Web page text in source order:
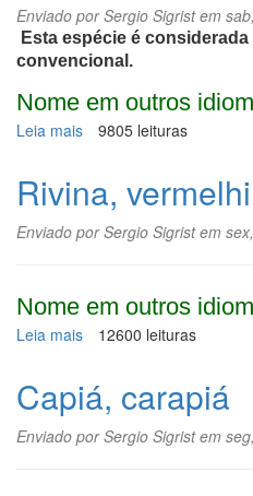
Enviado porSergio Sigristem
Esta espécie é
convencional.
Nome em outros
Leia mais sobre
9805 leituras
Rivina,
Enviado porSergio Sigristem
Nome em outros
Leia mais sobre
12600 leituras
Capiá, carapiá
Enviado porSergio Sigristem